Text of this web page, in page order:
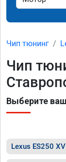
Чип тюнинг
Чип
Выберите
Lexus ES250